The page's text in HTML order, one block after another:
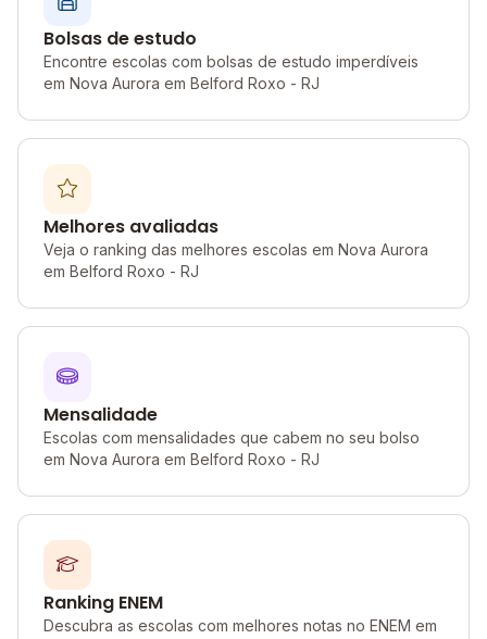
Bolsas de estudo
Encontre escolas com bolsas de estudo imperdíveis
em Nova Aurora em Belford Roxo - RJ
Melhores avaliadas
Veja o ranking das melhores escolas em Nova Aurora
em Belford Roxo - RJ
Mensalidade
Escolas com mensalidades que cabem no seu bolso
em Nova Aurora em Belford Roxo - RJ
Ranking ENEM
Descubra as escolas com melhores notas no ENEM em